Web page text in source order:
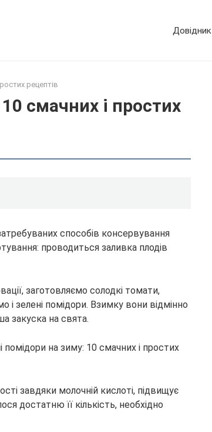
Довідник
рецептів
смачних і простих
способів консервування
проводиться заливка плодів
заготовляємо солодкі томати,
і зелені помідори. Взимку вони відмінно
закуска на свята.
завдяки молочній кислоті, підвищує
достатню її кількість, необхідно